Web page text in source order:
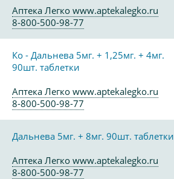
Аптека Легко www.aptekalegko.ru
8-800-500-98-77
Ко - Дальнева 5мг. + 1,25мг. + 4мг.
90шт. таблетки
Аптека Легко www.aptekalegko.ru
8-800-500-98-77
Дальнева 5мг. + 8мг. 90шт. таблетки
Аптека Легко www.aptekalegko.ru
8-800-500-98-77